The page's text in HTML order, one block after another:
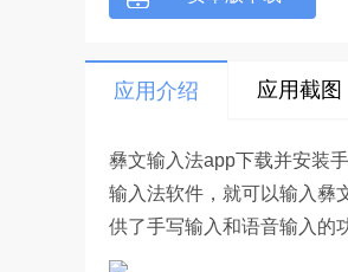
应用介绍 应用截图
彝文输入法app下载并安装
输入法软件，就可以输入彝
供了手写输入和语音输入的